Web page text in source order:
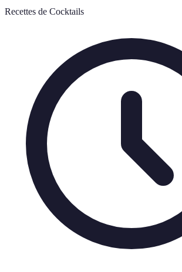
Recettes de Cocktails